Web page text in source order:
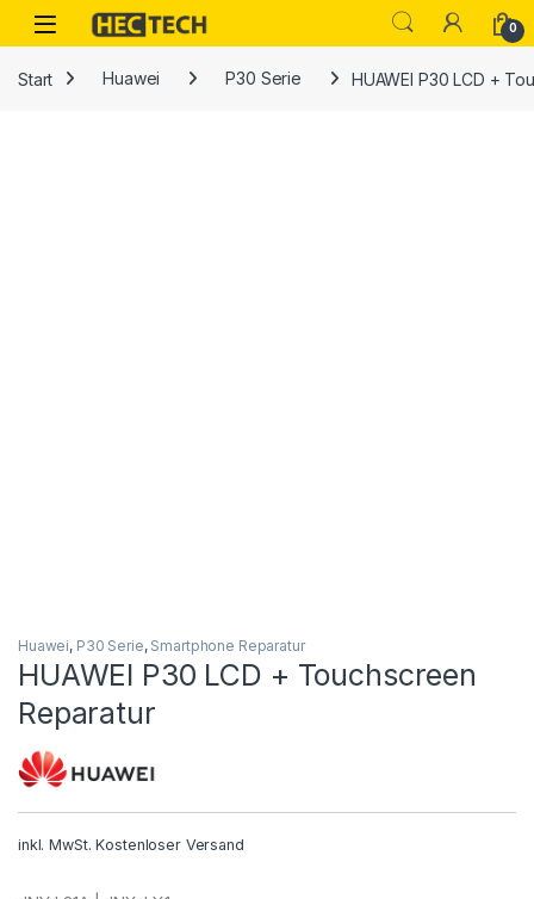
Open 0
Start Huawei P30 Serie HUAWEI P30 LCD +
Huawei, P30 Serie, Smartphone Reparatur
HUAWEI P30 LCD + Touchscreen
Reparatur
inkl. MwSt. Kostenloser Versand